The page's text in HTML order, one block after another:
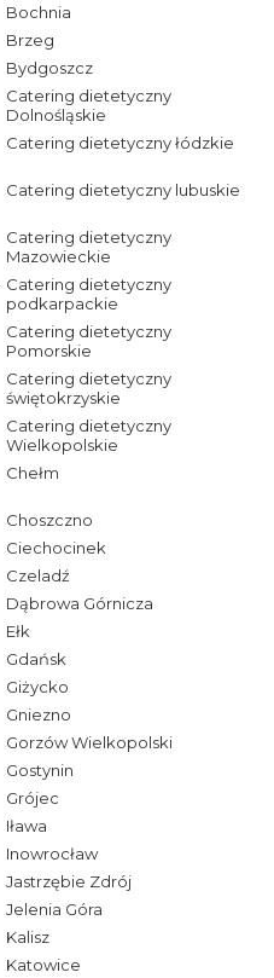
Bochnia
Brzeg
Bydgoszcz
Catering dietetyczny
Dolnośląskie
Catering dietetyczny łódzkie
Catering dietetyczny lubuskie
Catering dietetyczny
Mazowieckie
Catering dietetyczny
podkarpackie
Catering dietetyczny
Pomorskie
Catering dietetyczny
świętokrzyskie
Catering dietetyczny
Wielkopolskie
Chełm
Choszczno
Ciechocinek
Czeladź
Dąbrowa Górnicza
Ełk
Gdańsk
Giżycko
Gniezno
Gorzów Wielkopolski
Gostynin
Grójec
Iława
Inowrocław
Jastrzębie Zdrój
Jelenia Góra
Kalisz
Katowice